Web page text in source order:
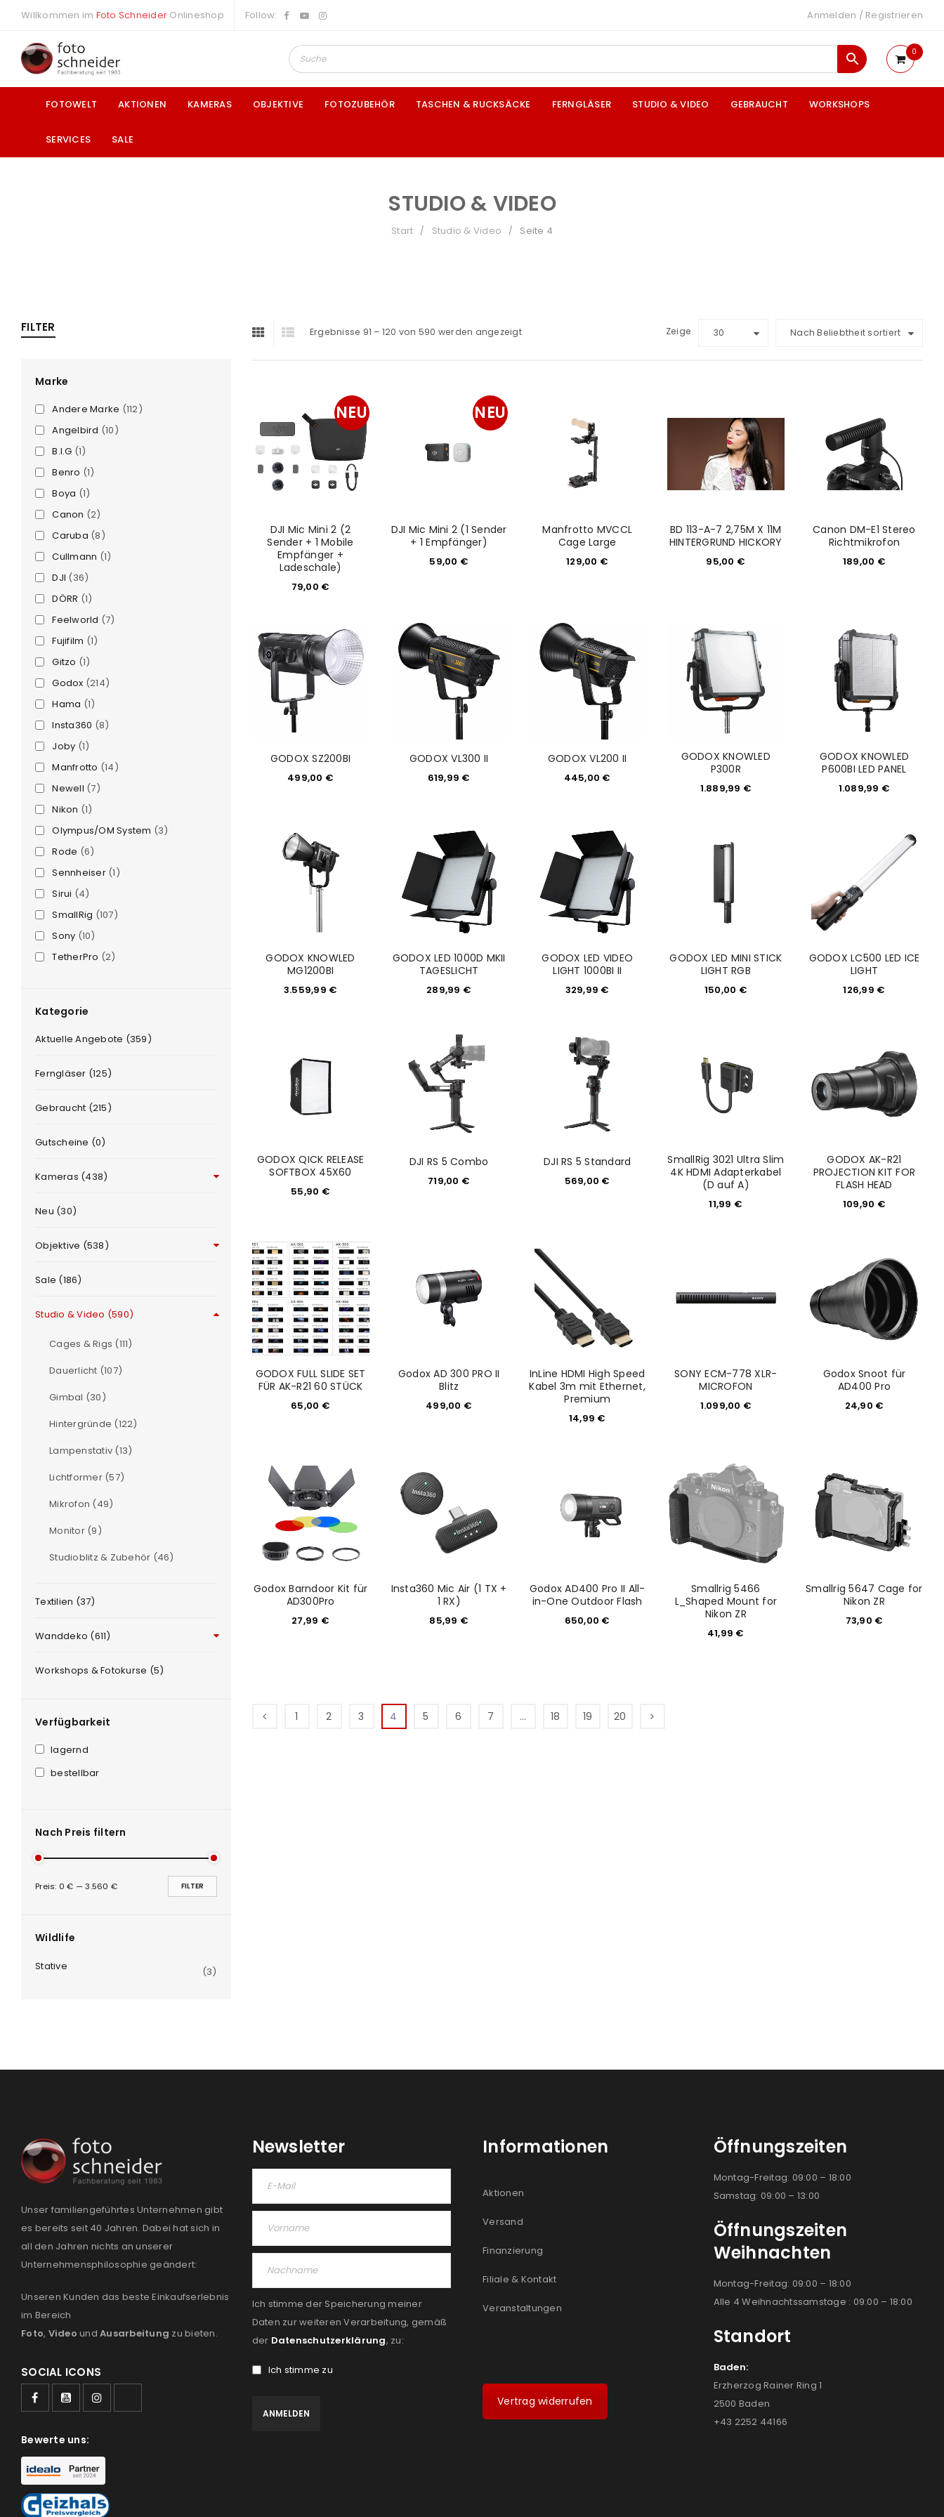
Benutzername oder E-Mail-Adresse
Anmeldeformular geschützt durchWP Captcha
Angemeldet bleiben
E-Mail-Adresse
Ein Link zum Erstellen eines neuen Passworts wird an deine E-
Mail-Adresse gesendet.
Please select all the ways you would like to hear from us
REGISTRIEREN
Willkommen im Foto Schneider Onlineshop Follow: Anmelden / Registrieren
0
FOTOWELT AKTIONEN KAMERAS OBJEKTIVE FOTOZUBEHÖR TASCHEN & RUCKSÄCKE FERNGLÄSER STUDIO & VIDEO GEBRAUCHT WORKSHOPS
SERVICES SALE
STUDIO & VIDEO
Start / Studio & Video / Seite 4
FILTER
Marke
Andere Marke (112)
Angelbird (10)
B.I.G (1)
Benro (1)
Boya (1)
Canon (2)
Caruba (8)
Cullmann (1)
DJI (36)
DÖRR (1)
Feelworld (7)
Fujifilm (1)
Gitzo (1)
Godox (214)
Hama (1)
Insta360 (8)
Joby (1)
Manfrotto (14)
Newell (7)
Nikon (1)
Olympus/OM System (3)
Rode (6)
Sennheiser (1)
Sirui (4)
SmallRig (107)
Sony (10)
TetherPro (2)
Kategorie
Aktuelle Angebote (359)
Ferngläser (125)
Gebraucht (215)
Gutscheine (0)
Kameras (438)
Neu (30)
Objektive (538)
Sale (186)
Studio & Video (590)
Cages & Rigs (111)
Dauerlicht (107)
Gimbal (30)
Hintergründe (122)
Lampenstativ (13)
Lichtformer (57)
Mikrofon (49)
Monitor (9)
Studioblitz & Zubehör (46)
Textilien (37)
Wanddeko (611)
Workshops & Fotokurse (5)
Verfügbarkeit
lagernd
bestellbar
Nach Preis filtern
FILTER
Preis: 0 € —3.560 €
Wildlife
Stative (3)
Ergebnisse 91 – 120 von 590 werden angezeigt Nach Beliebtheit sortiert
Zeige 30
NEU
DJI Mic Mini 2 (2
Sender + 1 Mobile
Empfänger +
Ladeschale)
79,00 €
NEU
DJI Mic Mini 2 (1 Sender
+ 1 Empfänger)
59,00 €
Manfrotto MVCCL
Cage Large
129,00 €
BD 113-A-7 2,75M X 11M
HINTERGRUND HICKORY
95,00 €
Canon DM-E1 Stereo
Richtmikrofon
189,00 €
GODOX SZ200BI
499,00 €
GODOX VL300 II
619,99 €
GODOX VL200 II
445,00 €
GODOX KNOWLED
P300R
1.889,99 €
GODOX KNOWLED
P600BI LED PANEL
1.089,99 €
GODOX KNOWLED
MG1200BI
3.559,99 €
GODOX LED 1000D MKII
TAGESLICHT
289,99 €
GODOX LED VIDEO
LIGHT 1000BI II
329,99 €
GODOX LED MINI STICK
LIGHT RGB
150,00 €
GODOX LC500 LED ICE
LIGHT
126,99 €
GODOX QICK RELEASE
SOFTBOX 45X60
55,90 €
DJI RS 5 Combo
719,00 €
DJI RS 5 Standard
569,00 €
SmallRig 3021 Ultra Slim
4K HDMI Adapterkabel
(D auf A)
11,99 €
GODOX AK-R21
PROJECTION KIT FOR
FLASH HEAD
109,90 €
GODOX FULL SLIDE SET
FÜR AK-R21 60 STÜCK
65,00 €
Godox AD 300 PRO II
Blitz
499,00 €
InLine HDMI High Speed
Kabel 3m mit Ethernet,
Premium
14,99 €
SONY ECM-778 XLR-
MICROFON
1.099,00 €
Godox Snoot für
AD400 Pro
24,90 €
Godox Barndoor Kit für
AD300Pro
27,99 €
Insta360 Mic Air (1 TX +
1 RX)
85,99 €
Godox AD400 Pro II All-
in-One Outdoor Flash
650,00 €
Smallrig 5466
L_Shaped Mount for
Nikon ZR
41,99 €
Smallrig 5647 Cage for
Nikon ZR
73,90 €
1 2 3 4 5 6 7 … 18 19 20
Unser familiengeführtes Unternehmen gibt
es bereits seit 40 Jahren. Dabei hat sich in
all den Jahren nichts an unserer
Unternehmensphilosophie geändert:
Unseren Kunden das beste Einkaufserlebnis
im Bereich
Foto, Video und Ausarbeitung zu bieten.
SOCIAL ICONS
Bewerte uns:
Newsletter
Ich stimme der Speicherung meiner
Daten zur weiteren Verarbeitung, gemäß
der Datenschutzerklärung, zu:
Ich stimme zu
Informationen
Aktionen
Versand
Finanzierung
Filiale & Kontakt
Veranstaltungen
Vertrag widerrufen
Öffnungszeiten
Montag-Freitag: 09:00 – 18:00
Samstag: 09:00 – 13:00
Öffnungszeiten
Weihnachten
Montag-Freitag: 09:00 – 18:00
Alle 4 Weihnachtssamstage : 09:00 – 18:00
Standort
Baden:
Erzherzog Rainer Ring 1
2500 Baden
+43 2252 44166